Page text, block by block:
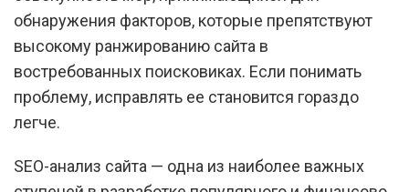
обнаружения факторов, которые препятствуют
высокому ранжированию сайта в
востребованных поисковиках. Если понимать
проблему, исправлять ее становится гораздо
легче.
SEO-анализ сайта — одна из наиболее важных